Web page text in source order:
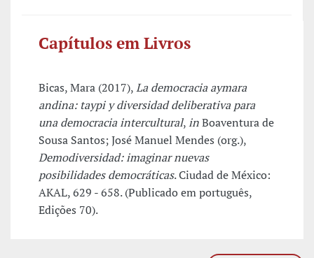
Capítulos em Livros
Bicas, Mara (2017),La democracia aymara
andina: taypi y diversidad deliberativa para
una democracia intercultural,inBoaventura de
Sousa Santos; José Manuel Mendes (org.),
Demodiversidad: imaginar nuevas
posibilidades democráticas. Ciudad de México:
AKAL, 629 - 658. (Publicado em português,
Edições 70).